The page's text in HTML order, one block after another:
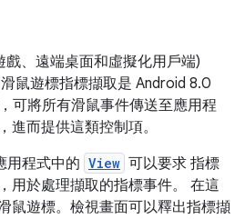
、遠端桌面和虛擬化用戶端)
鼠遊標指標擷取是 Android 8.0
可將所有滑鼠事件傳送至應用程
進而提供這類控制項。
用程式中的 View 可以要求 指標
用於處理擷取的指標事件。 在這
鼠遊標。檢視畫面可以釋出指標擷